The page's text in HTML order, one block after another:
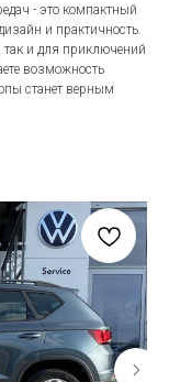
- это компактный
и практичность.
так и для приключений
возможность
станет верным